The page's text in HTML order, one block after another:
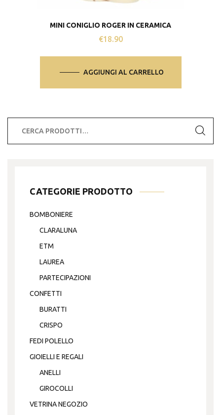
MINI CONIGLIO ROGER IN CERAMICA
€18.90
AGGIUNGI AL CARRELLO
CATEGORIE PRODOTTO
BOMBONIERE
CLARALUNA
ETM
LAUREA
PARTECIPAZIONI
CONFETTI
BURATTI
CRISPO
FEDI POLELLO
GIOIELLI E REGALI
ANELLI
GIROCOLLI
VETRINA NEGOZIO